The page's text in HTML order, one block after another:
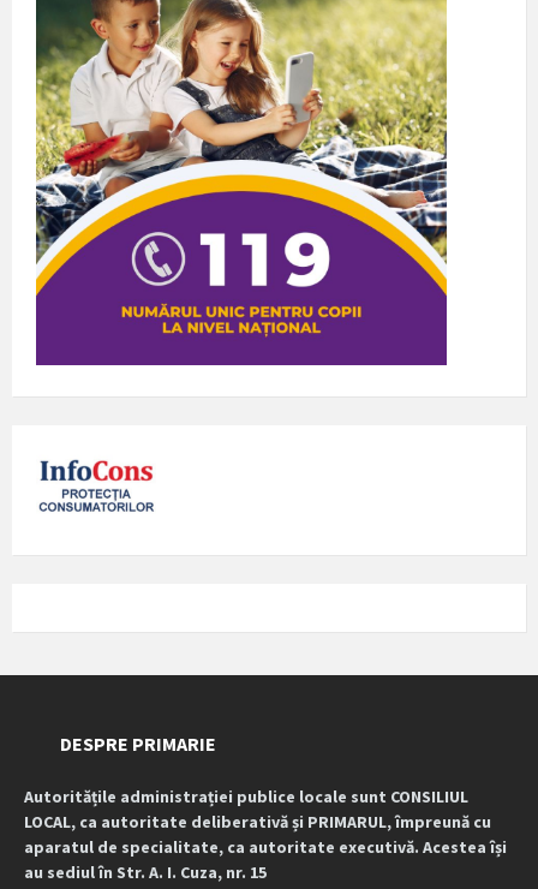
DESPRE PRIMARIE
Autoritățile administrației publice locale sunt CONSILIUL
LOCAL, ca autoritate deliberativă și PRIMARUL, împreună cu
aparatul de specialitate, ca autoritate executivă. Acestea își
au sediul în Str. A. I. Cuza, nr. 15